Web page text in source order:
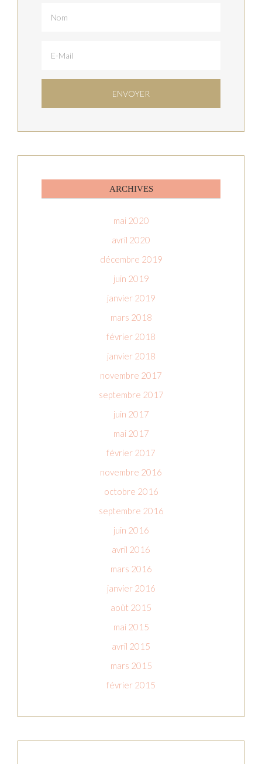
ARCHIVES
mai 2020
avril 2020
décembre 2019
juin 2019
janvier 2019
mars 2018
février 2018
janvier 2018
novembre 2017
septembre 2017
juin 2017
mai 2017
février 2017
novembre 2016
octobre 2016
septembre 2016
juin 2016
avril 2016
mars 2016
janvier 2016
août 2015
mai 2015
avril 2015
mars 2015
février 2015